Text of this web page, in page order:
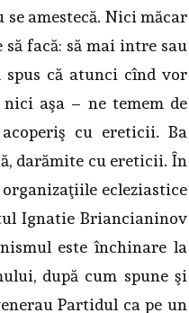
se amestecă. Nici măcar
facă: să mai intre sau
spus că atunci cînd vor
aşa – ne temem de
cu ereticii. Ba
darămite cu ereticii. În
ecleziastice
Ignatie Briancianinov
este închinare la
după cum spune şi
Partidul ca pe un